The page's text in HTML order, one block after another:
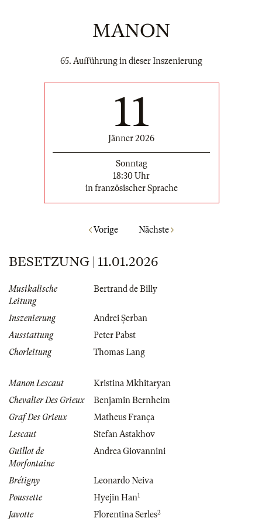
MANON
65. Aufführung in dieser Inszenierung
11
Jänner 2026
Sonntag
18:30 Uhr
in französischer Sprache
Vorige Nächste
BESETZUNG | 11.01.2026
Musikalische
Leitung
Bertrand de Billy
Inszenierung
Andrei Şerban
Ausstattung
Peter Pabst
Chorleitung
Thomas Lang
Manon Lescaut
Kristina Mkhitaryan
Chevalier Des Grieux
Benjamin Bernheim
Graf Des Grieux
Matheus França
Lescaut
Stefan Astakhov
Guillot de
Morfontaine
Andrea Giovannini
Brétigny
Leonardo Neiva
Poussette
Hyejin Han1
Javotte Florentina Serles2